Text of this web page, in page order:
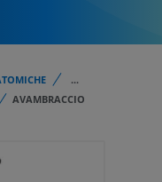
...
AVAMBRACCIO